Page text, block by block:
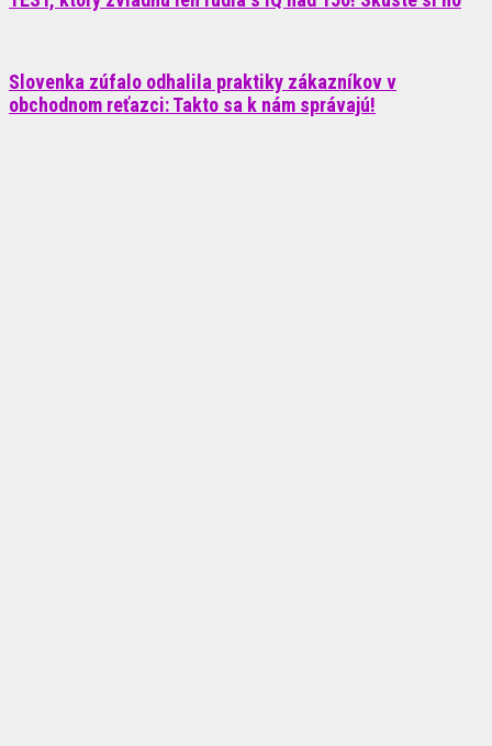
Slovenka zúfalo odhalila praktiky zákazníkov v
obchodnom reťazci: Takto sa k nám správajú!